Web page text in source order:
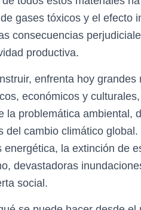
gases tóxicos y el efecto
consecuencias
productiva.
enfrenta hoy grandes
económicos y
la problemática ambiental,
del cambio climático global.
la extinción de
devastadoras
social.